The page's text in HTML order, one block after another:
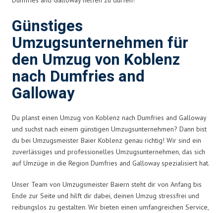
Günstiges
Umzugsunternehmen für
den Umzug von Koblenz
nach Dumfries and
Galloway
Du planst einen Umzug von Koblenz nach Dumfries and Galloway
und suchst nach einem günstigen Umzugsunternehmen? Dann bist
du bei Umzugsmeister Baier Koblenz genau richtig! Wir sind ein
zuverlässiges und professionelles Umzugsunternehmen, das sich
auf Umzüge in die Region Dumfries and Galloway spezialisiert hat.
Unser Team von Umzugsmeister Baiern steht dir von Anfang bis
Ende zur Seite und hilft dir dabei, deinen Umzug stressfrei und
reibungslos zu gestalten. Wir bieten einen umfangreichen Service,